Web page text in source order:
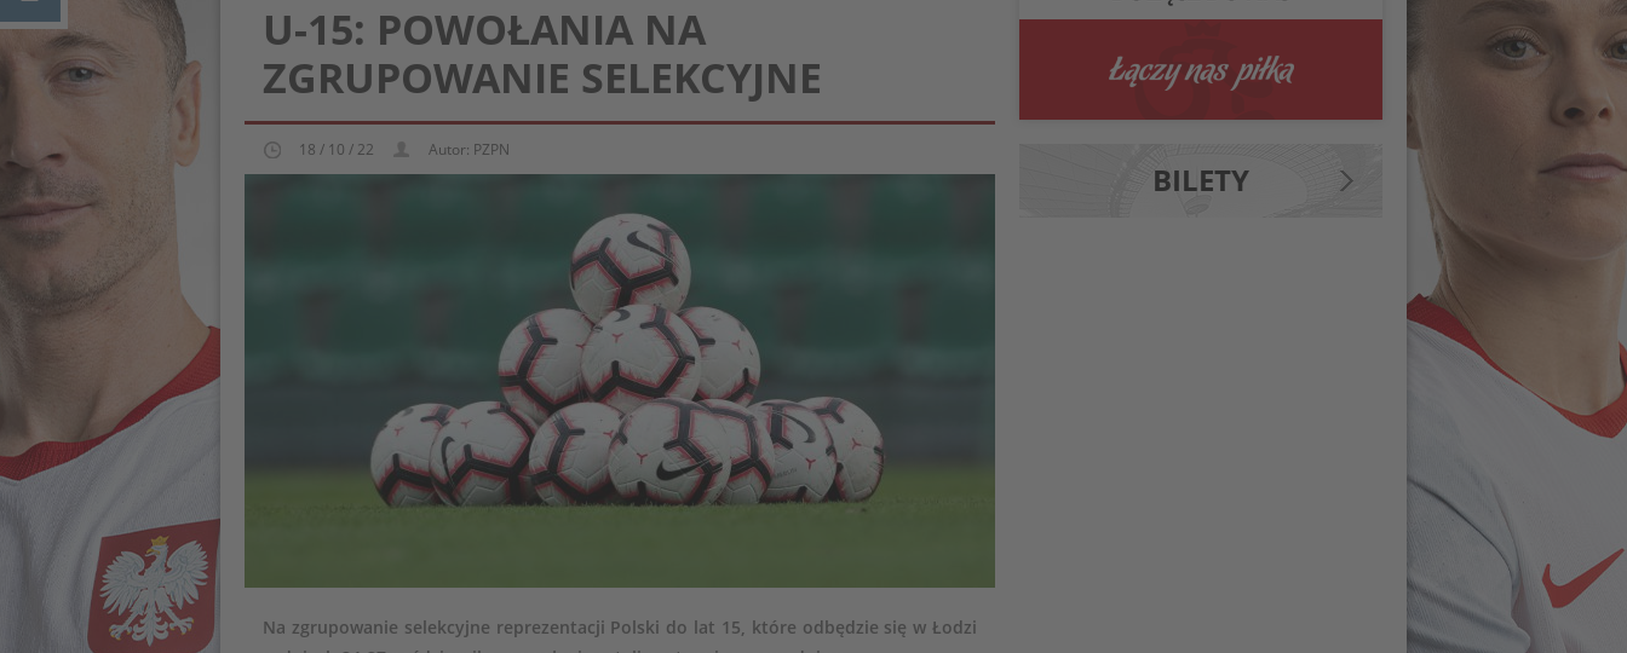
U-15: POWOŁANIA NA
ZGRUPOWANIE SELEKCYJNE
18 / 10 / 22 Autor: PZPN
Na zgrupowanie selekcyjne reprezentacji Polski do lat 15, które odbędzie się w Łodzi
BILETY